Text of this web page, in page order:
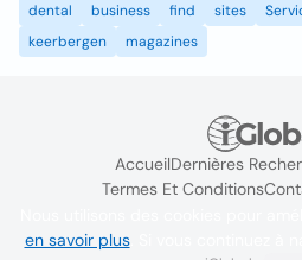
dental
business find sites
keerbergen
magazines
AccueilDernières
Termes Et Conditions
en savoir plus. Si vous continuez à